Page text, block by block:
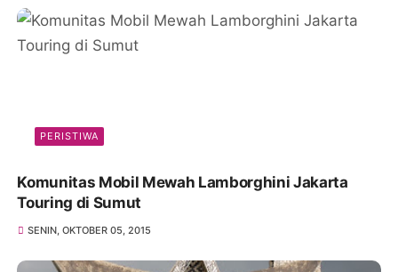
PERISTIWA
Komunitas Mobil Mewah Lamborghini Jakarta
Touring di Sumut
SENIN, OKTOBER 05, 2015